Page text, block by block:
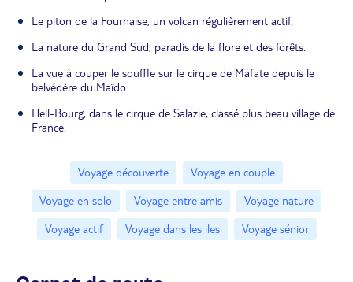
Le piton de la Fournaise, un volcan régulièrement actif.
La nature du Grand Sud, paradis de la flore et des forêts.
La vue à couper le souffle sur le cirque de Mafate depuis le
belvédère du Maïdo.
Hell-Bourg, dans le cirque de Salazie, classé plus beau village de
France.
Voyage découverte
Voyage en couple
Voyage en solo
Voyage entre amis
Voyage nature
Voyage actif
Voyage dans les iles Voyage sénior